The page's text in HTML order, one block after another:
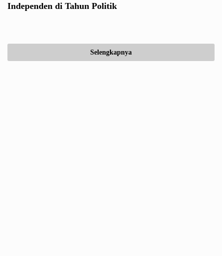
Independen di Tahun Politik
Selengkapnya